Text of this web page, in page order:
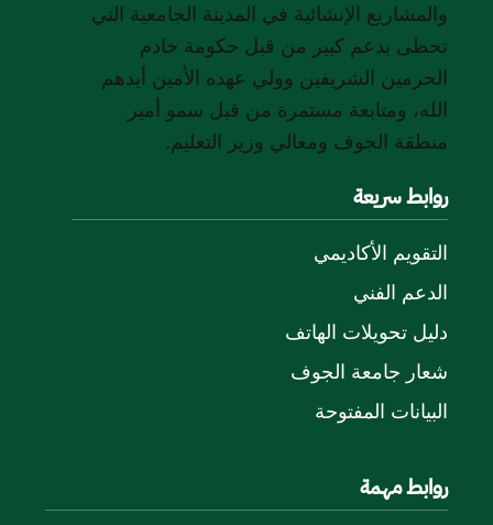
والمشاريع الإنشائية في المدينة الجامعية التي
تحظى بدعم كبير من قبل حكومة خادم
الحرمين الشريفين وولي عهده الأمين أيدهم
الله، ومتابعة مستمرة من قبل سمو أمير
منطقة الجوف ومعالي وزير التعليم.
روابط سريعة
التقويم الأكاديمي
الدعم الفني
دليل تحويلات الهاتف
شعار جامعة الجوف
البيانات المفتوحة
روابط مهمة